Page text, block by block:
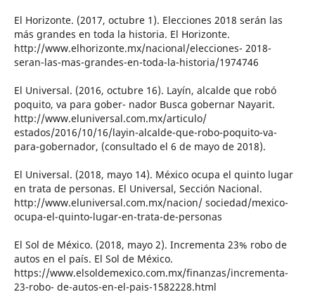
El Horizonte. (2017, octubre 1). Elecciones 2018 serán las
más grandes en toda la historia. El Horizonte.
http://www.elhorizonte.mx/nacional/elecciones- 2018-
seran-las-mas-grandes-en-toda-la-historia/1974746
El Universal. (2016, octubre 16). Layín, alcalde que robó
poquito, va para gober- nador Busca gobernar Nayarit.
http://www.eluniversal.com.mx/articulo/
estados/2016/10/16/layin-alcalde-que-robo-poquito-va-
para-gobernador, (consultado el 6 de mayo de 2018).
El Universal. (2018, mayo 14). México ocupa el quinto lugar
en trata de personas. El Universal, Sección Nacional.
http://www.eluniversal.com.mx/nacion/ sociedad/mexico-
ocupa-el-quinto-lugar-en-trata-de-personas
El Sol de México. (2018, mayo 2). Incrementa 23% robo de
autos en el país. El Sol de México.
https://www.elsoldemexico.com.mx/finanzas/incrementa-
23-robo- de-autos-en-el-pais-1582228.html